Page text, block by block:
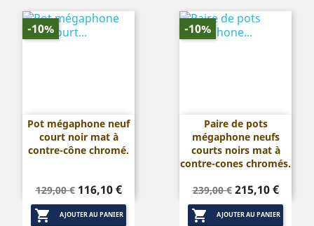
Pot mégaphone neuf
court noir mat à
contre-cône chromé.
Prix
de
base
129,00 € Prix
116,10 €
 AJOUTER AU PANIER
-10%
Paire de pots
mégaphone neufs
courts noirs mat à
contre-cones chromés.
Prix
de
base
239,00 € Prix
215,10 €
 AJOUTER AU PANIER
-10%